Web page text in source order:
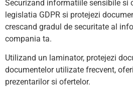
Securizand informatiile sensibile si
legislatia GDPR si protejezi
crescand gradul de securitate al
compania ta.
Utilizand un laminator, protejezi
documentelor utilizate frecvent,
prezentarilor si ofertelor.